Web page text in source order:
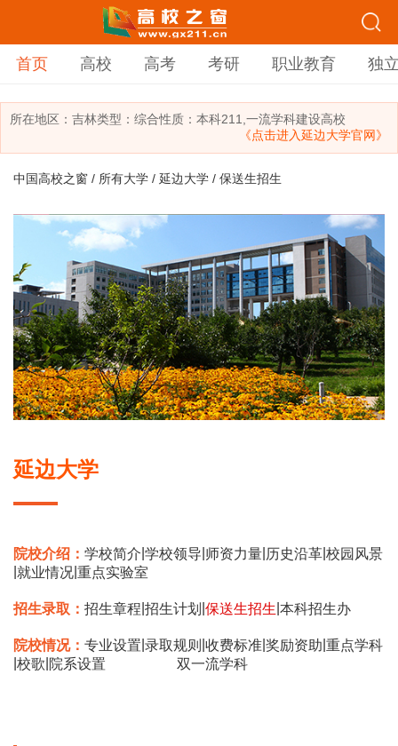
首页 高校 高考 考研 职业教育 独
所在地区： 吉林类型： 综合性质：本科211,一流学科建设高校
《点击进入延边大学官网》
中国高校之窗 / 所有大学 / 延边大学 / 保送生招生
延边大学
院校介绍： 学校简介 学校领导 师资力量 历史沿革 校园风景
就业情况 重点实验室
招生录取： 招生章程 招生计划 保送生招生 本科招生办
院校情况： 专业设置 录取规则 收费标准 奖励资助 重点学科
校歌 院系设置 双一流学科